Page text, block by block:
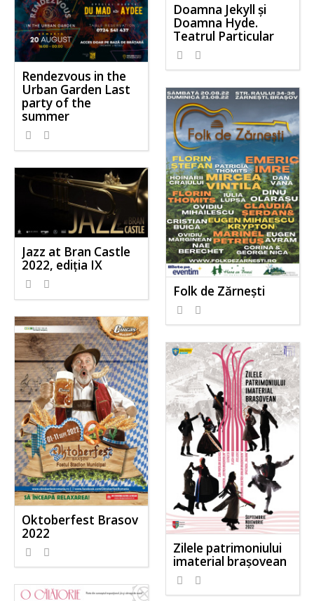
Doamna Jekyll și
Doamna Hyde.
Teatrul Particular
Rendezvous in the
Urban Garden Last
party of the
summer
Folk de Zărnești
Jazz at Bran Castle
2022, ediția IX
Oktoberfest Brasov
2022
Zilele patrimoniului
imaterial brașovean